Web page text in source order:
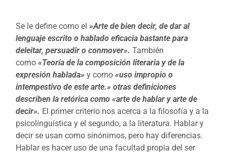
Se le define como el»Arte de bien decir, de dar al
lenguaje escrito o hablado eficacia bastante para
deleitar, persuadir o conmover». También
como«Teoría de la composición literaria y de la
expresión hablada» y como«uso impropio o
intempestivo de este arte.» otras definiciones
describen la retórica como «arte de hablar y arte de
decir». El primer criterio nos acerca a la filosofía y a la
psicolinguística y el segundo, a la literatura. Hablar y
decir se usan como sinónimos, pero hay diferencias.
Hablar es hacer uso de una facultad propia del ser